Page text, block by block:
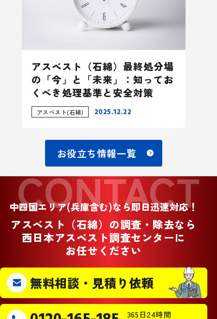
アスベスト（石綿）最終処分場
の「今」と「未来」：知ってお
くべき処理基準と安全対策
アスベスト(石綿) 2025.12.22
お役立ち情報一覧
CONTACT
中四国エリア(兵庫含む)なら即日迅速対応！
アスベスト（石綿）の調査・除去なら
西日本アスベスト調査センターに
お任せください
無料相談・見積り依頼
365日24時間